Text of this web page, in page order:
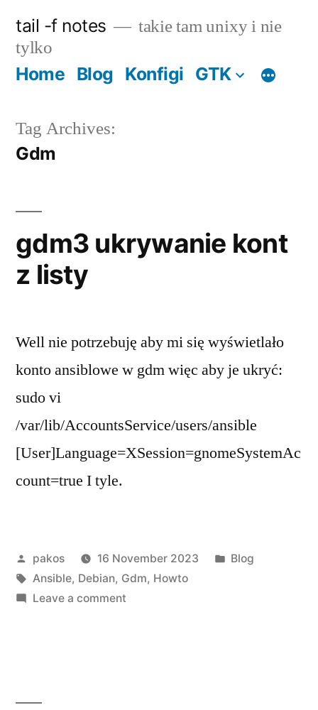
content
tail -f notes
takie tam unixy i nie
tylko
Home Blog Konfigi GTK
Tag Archives:
Gdm
gdm3 ukrywanie kont
z listy
Well nie potrzebuję aby mi się wyświetlało
konto ansiblowe w gdm więc aby je ukryć:
sudo vi
/var/lib/AccountsService/users/ansible
[User]Language=XSession=gnomeSystemAc
count=true I tyle.
Posted
by
pakos 16 November 2023
Posted
Blog
Tags:
Ansible, Debian, Gdm, Howto
Leave a commenton